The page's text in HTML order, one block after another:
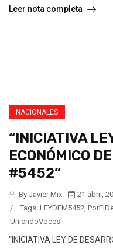
Leer nota completa
NACIONALES
“INICIATIVA
ECONÓMICO
#5452”
By Javier Mix
21 abril,
/
Tags: LEYDEM5452,
UniendoVoces
“INICIATIVA LEY DE